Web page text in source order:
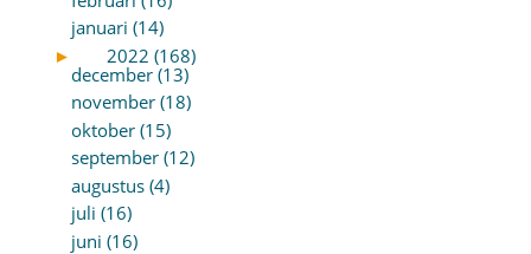
januari (14)
►
2022 (168)
december (13)
november (18)
oktober (15)
september (12)
augustus (4)
juli (16)
juni (16)